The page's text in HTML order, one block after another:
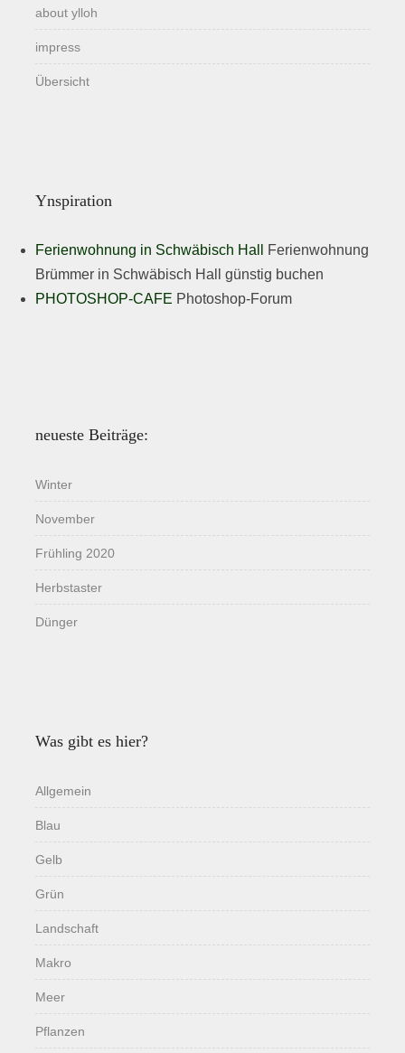
about ylloh
impress
Übersicht
Ynspiration
Ferienwohnung in Schwäbisch Hall
Ferienwohnung
Brümmer in Schwäbisch Hall günstig buchen
PHOTOSHOP-CAFE Photoshop-Forum
neueste Beiträge:
Winter
November
Frühling 2020
Herbstaster
Dünger
Was gibt es hier?
Allgemein
Blau
Gelb
Grün
Landschaft
Makro
Meer
Pflanzen